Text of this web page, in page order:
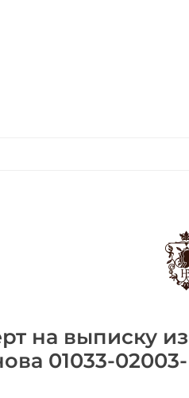
на выписку из
01033-02003-